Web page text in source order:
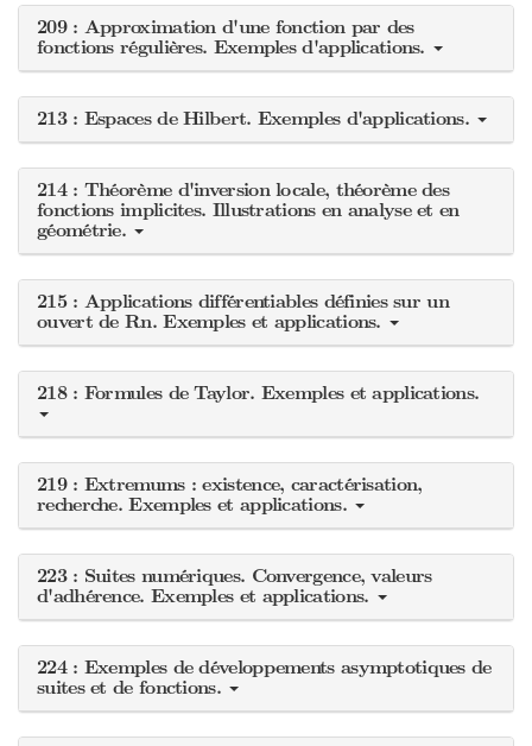
209 : Approximation d'une fonction par des
fonctions régulières. Exemples d'applications.
213 : Espaces de Hilbert. Exemples d'applications.
214 : Théorème d'inversion locale, théorème des
fonctions implicites. Illustrations en analyse et en
géométrie.
215 : Applications différentiables définies sur un
ouvert de Rn. Exemples et applications.
218 : Formules de Taylor. Exemples et applications.
219 : Extremums : existence, caractérisation,
recherche. Exemples et applications.
223 : Suites numériques. Convergence, valeurs
d'adhérence. Exemples et applications.
224 : Exemples de développements asymptotiques de
suites et de fonctions.